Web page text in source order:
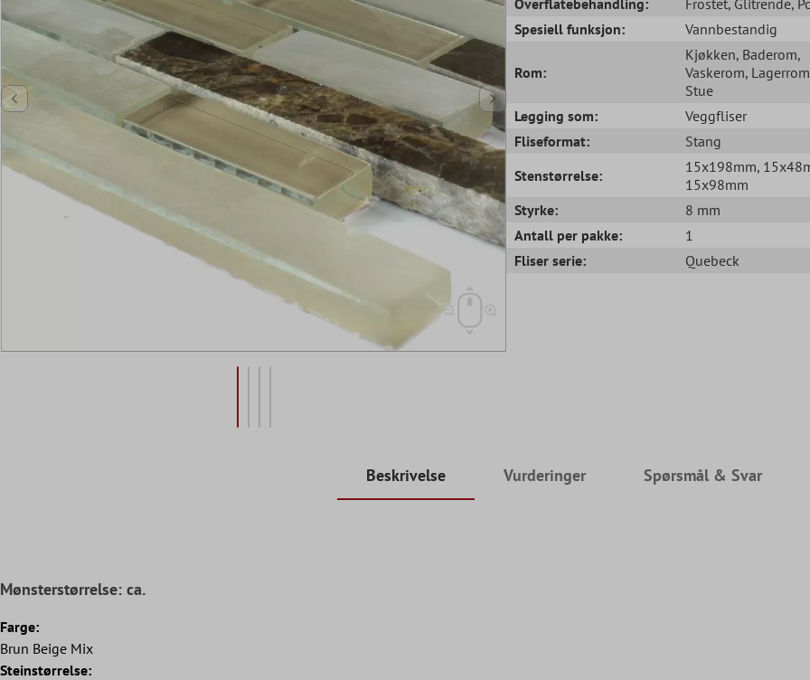
Spesiell funksjon:
Vannbestandig
Rom:
Kjøkken, Baderom,
Vaskerom, Lagerrom
Stue
Legging som:
Veggfliser
Fliseformat:
Stang
Stenstørrelse:
15x198mm,
15x98mm
Styrke:
8 mm
Antall per pakke:
1
Fliser serie:
Quebeck
Beskrivelse Vurderinger Spørsmål & Svar
Mønsterstørrelse: ca.
Farge:
Brun Beige Mix
Steinstørrelse: